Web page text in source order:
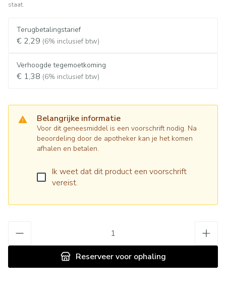
staat.
Terugbetalingstarief
€ 2,29 (6% inclusief btw)
Verhoogde tegemoetkoming
€ 1,38 (6% inclusief btw)
Belangrijke informatie
Voor dit geneesmiddel is een voorschrift nodig. Na
beoordeling door de apotheker kan je het komen
afhalen en betalen.
Ik weet dat dit product een voorschrift
vereist.
Reserveervoor ophaling